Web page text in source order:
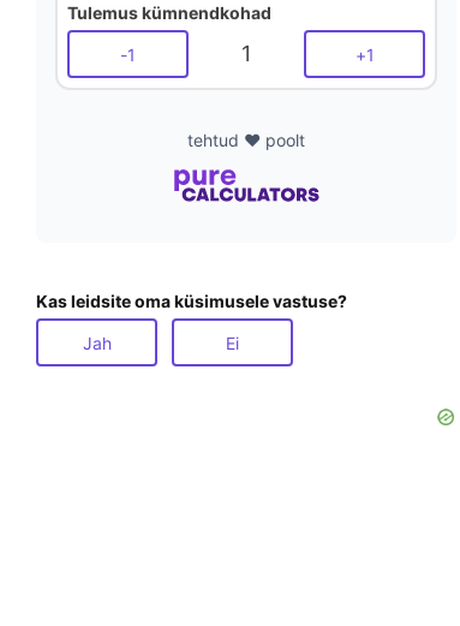
Tulemus kümnendkohad
-1 1 +1
tehtud ❤️ poolt
Kas leidsite oma küsimusele vastuse?
Jah Ei